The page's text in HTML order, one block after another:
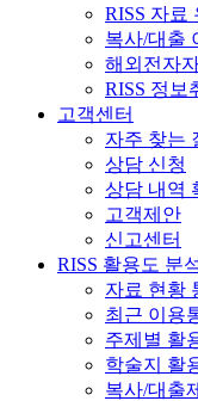
RISS 자료
복사/대출
해외전자
RISS 정보
고객센터
자주 찾는
상담 신청
상담 내역
고객제안
신고센터
RISS 활용도 분
자료 현황
최근 이용
주제별 활
학술지 활
복사/대출